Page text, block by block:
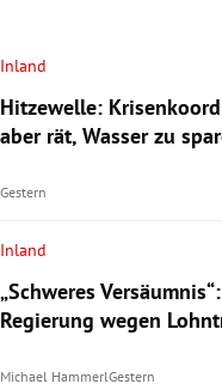
Inland
Hitzewelle:
aber rät, Wasser zu
Gestern
Inland
„Schweres
Regierung wegen
Michael HammerlGestern